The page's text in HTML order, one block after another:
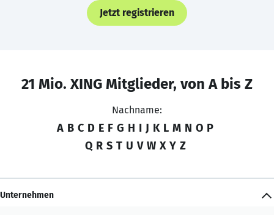
Jetzt registrieren
21 Mio. XING Mitglieder, von A bis Z
Nachname:
A B C D E F G H I J K L M N O P
Q R S T U V W X Y Z
Unternehmen